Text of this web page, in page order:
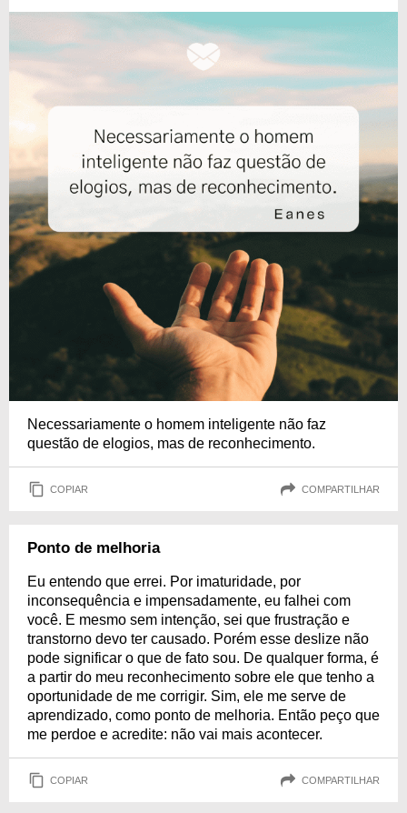
Necessariamente o homem inteligente não faz
questão de elogios, mas de reconhecimento.
COPIAR COMPARTILHAR
Ponto de melhoria
Eu entendo que errei. Por imaturidade, por
inconsequência e impensadamente, eu falhei com
você. E mesmo sem intenção, sei que frustração e
transtorno devo ter causado. Porém esse deslize não
pode significar o que de fato sou. De qualquer forma, é
a partir do meu reconhecimento sobre ele que tenho a
oportunidade de me corrigir. Sim, ele me serve de
aprendizado, como ponto de melhoria. Então peço que
me perdoe e acredite: não vai mais acontecer.
COPIAR COMPARTILHAR